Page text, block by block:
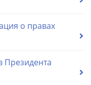
о правах
Президента